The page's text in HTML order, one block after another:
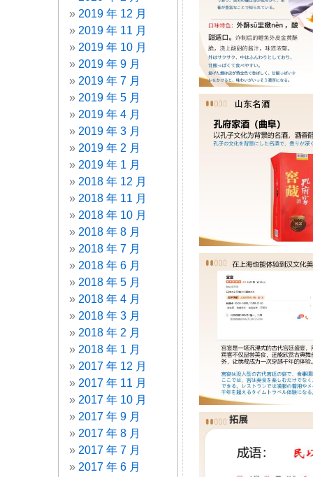
2019 年 12 月
2019 年 11 月
2019 年 10 月
2019 年 9 月
2019 年 7 月
2019 年 5 月
2019 年 4 月
2019 年 3 月
2019 年 2 月
2019 年 1 月
2018 年 12 月
2018 年 11 月
2018 年 10 月
2018 年 8 月
2018 年 7 月
2018 年 6 月
2018 年 5 月
2018 年 4 月
2018 年 3 月
2018 年 2 月
2018 年 1 月
2017 年 12 月
2017 年 11 月
2017 年 10 月
2017 年 9 月
2017 年 8 月
2017 年 7 月
2017 年 6 月